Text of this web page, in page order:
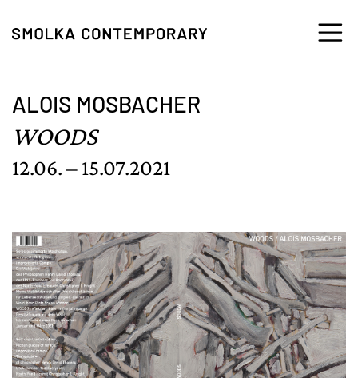
ALOIS MOSBACHER
WOODS
12.06. – 15.07.2021